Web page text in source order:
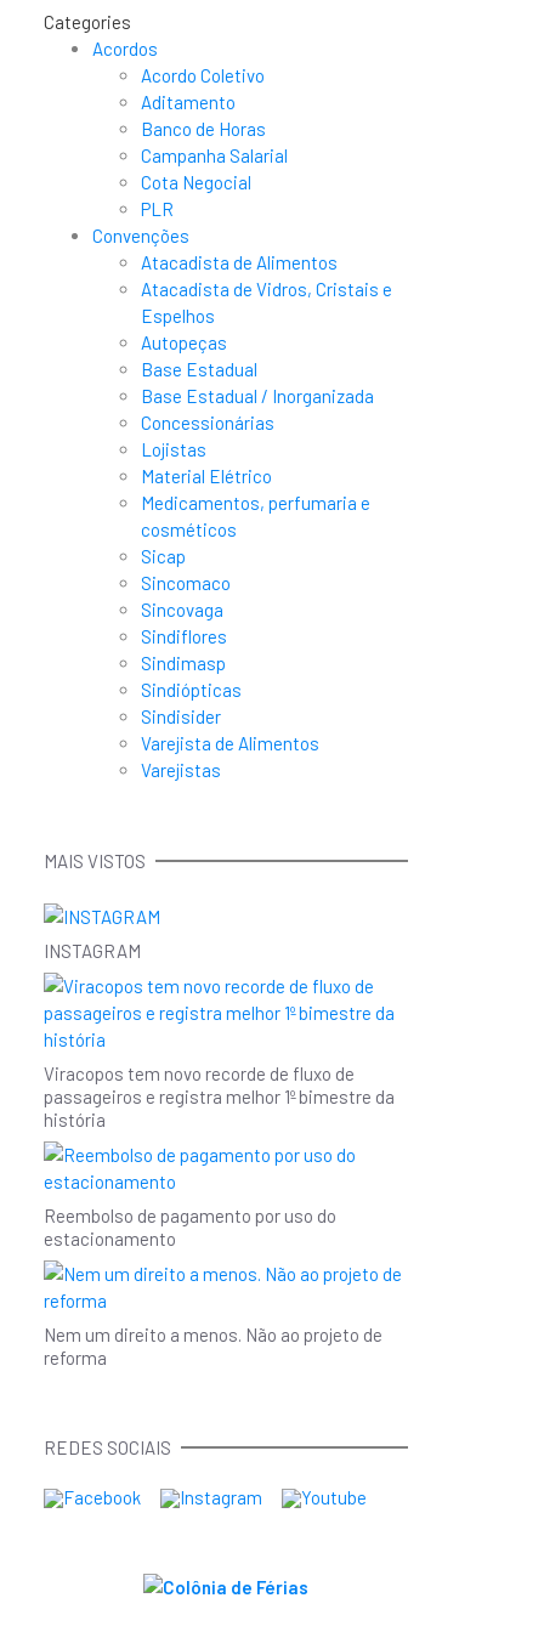
Categories
Acordos
Acordo Coletivo
Aditamento
Banco de Horas
Campanha Salarial
Cota Negocial
PLR
Convenções
Atacadista de Alimentos
Atacadista de Vidros, Cristais e
Espelhos
Autopeças
Base Estadual
Base Estadual / Inorganizada
Concessionárias
Lojistas
Material Elétrico
Medicamentos, perfumaria e
cosméticos
Sicap
Sincomaco
Sincovaga
Sindiflores
Sindimasp
Sindiópticas
Sindisider
Varejista de Alimentos
Varejistas
MAIS VISTOS
INSTAGRAM
Viracopos tem novo recorde de fluxo de
passageiros e registra melhor 1º bimestre da
história
Reembolso de pagamento por uso do
estacionamento
Nem um direito a menos. Não ao projeto de
reforma
REDES SOCIAIS